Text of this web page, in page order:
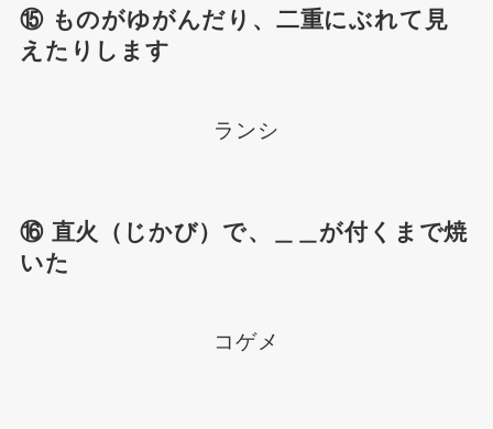
⑮ ものがゆがんだり、二重にぶれて見
えたりします
ランシ
⑯ 直火（じかび）で、＿＿が付くまで焼
いた
コゲメ